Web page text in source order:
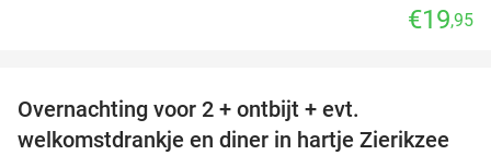
€19,95
Overnachting voor 2 + ontbijt + evt.
welkomstdrankje en diner in hartje Zierikzee